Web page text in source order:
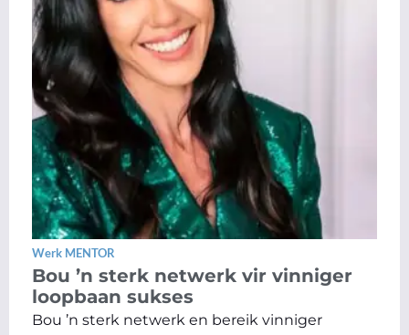
Werk MENTOR
Bou ’n sterk netwerk vir vinniger
loopbaan sukses
Bou ’n sterk netwerk en bereik vinniger